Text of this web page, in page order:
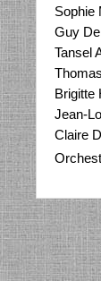
Sophie
Guy
Tansel
Brigitte
Jean-
Claire